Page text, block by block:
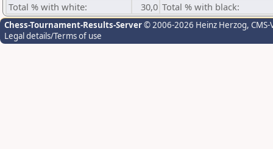
Total % with white:
30,0 Total % with black:
Chess-Tournament-Results-Server© 2006-2026 Heinz Herzog,
Legal details/Terms of use